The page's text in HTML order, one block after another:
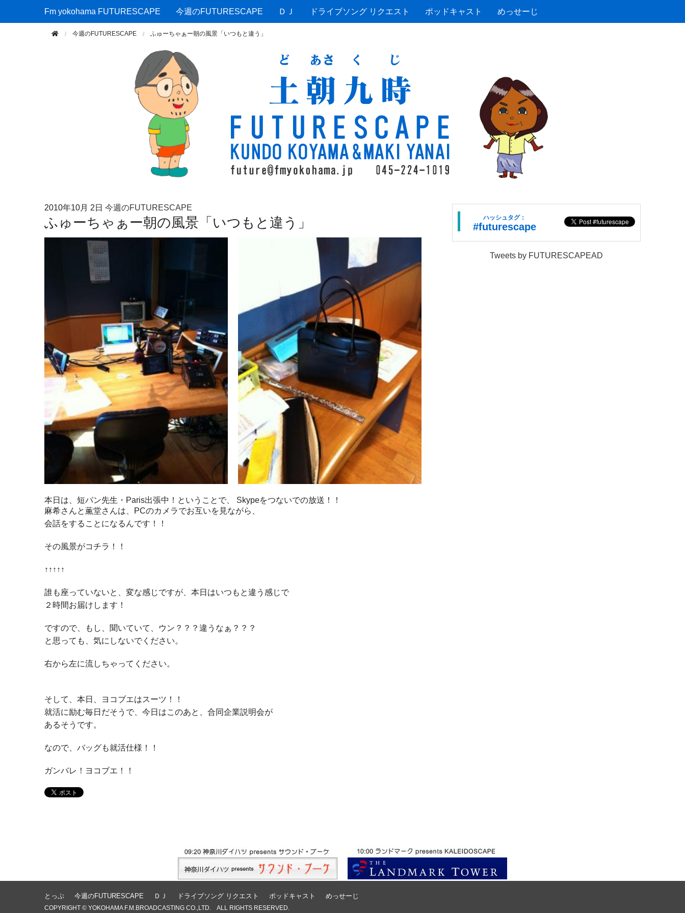
Fm yokohama FUTURESCAPE
Fm yokohama FUTURESCAPE 今週のFUTURESCAPE ＤＪ ドライブソング リクエスト ポッドキャスト めっせーじ
今週のFUTURESCAPE ふゅーちゃぁー朝の風景「いつもと違う」
2010年10月 2日 今週のFUTURESCAPE
ふゅーちゃぁー朝の風景「いつもと違う」
本日は、短パン先生・Paris出張中！ということで、 Skypeをつないでの放送！！
麻希さんと薫堂さんは、PCのカメラでお互いを見ながら、
会話をすることになるんです！！
その風景がコチラ！！
↑↑↑↑↑
誰も座っていないと、変な感じですが、本日はいつもと違う感じで
２時間お届けします！
ですので、もし、聞いていて、ウン？？？違うなぁ？？？
と思っても、気にしないでください。
右から左に流しちゃってください。
そして、本日、ヨコブエはスーツ！！
就活に励む毎日だそうで、今日はこのあと、合同企業説明会が
あるそうです。
なので、バッグも就活仕様！！
ガンバレ！ヨコブエ！！
ハッシュタグ：
#futurescape
Tweets by FUTURESCAPEAD
とっぷ 今週のFUTURESCAPE ＤＪ ドライブソング リクエスト ポッドキャスト めっせーじ
COPYRIGHT © YOKOHAMA F.M.BROADCASTING CO.,LTD. ALL RIGHTS RESERVED.